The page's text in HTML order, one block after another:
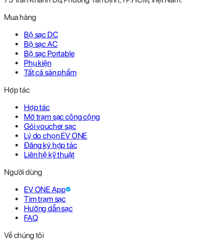
Mua hàng
Bộ sạc DC
Bộ sạc AC
Bộ sạc Portable
Phụ kiện
Tất cả sản phẩm
Hợp tác
Hợp tác
Mở trạm sạc công cộng
Gói voucher sạc
Lý do chọn EV ONE
Đăng ký hợp tác
Liên hệ kỹ thuật
Người dùng
EV ONE App
Tìm trạm sạc
Hướng dẫn sạc
FAQ
Về chúng tôi